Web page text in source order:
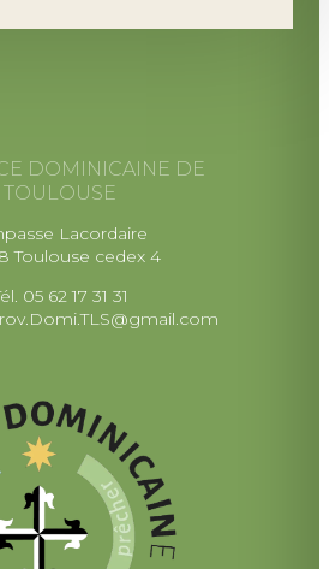
DOMINICAINE DE
TOULOUSE
Lacordaire
Toulouse cedex 4
05 62 17 31 31